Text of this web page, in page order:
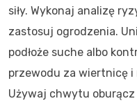
siły. Wykonaj analizę
zastosuj ogrodzenia.
podłoże suche albo
przewodu za wiertnicę i
Używaj chwytu